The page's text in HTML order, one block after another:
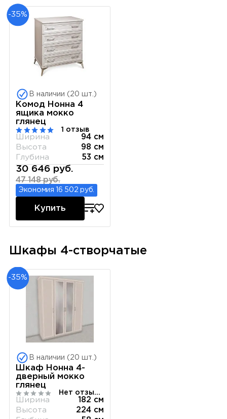
-35%
В наличии (20 шт.)
Комод Нонна 4
ящика мокко
глянец
1 отзыв
Ширина
94 см
Высота
98 см
Глубина
53 см
30 646 руб.
47 148 руб.
Экономия 16 502 руб.
Купить
Шкафы 4-створчатые
-35%
В наличии (20 шт.)
Шкаф Нонна 4-
дверный мокко
глянец
Нет отзывов
Ширина
182 см
Высота
224 см